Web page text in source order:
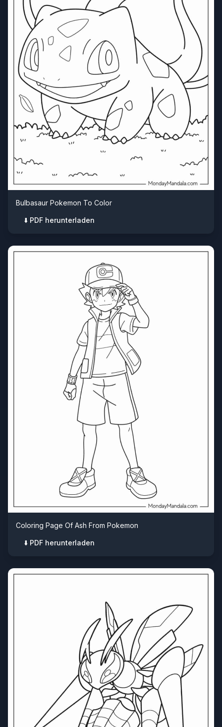
Bulbasaur Pokemon To Color
⬇️ PDF herunterladen
Coloring Page Of Ash From Pokemon
⬇️ PDF herunterladen